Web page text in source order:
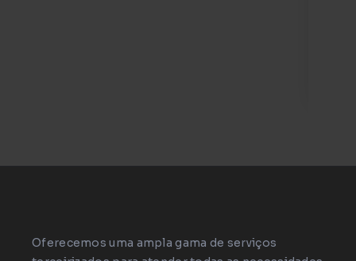
Oferecemos uma ampla gama de serviços